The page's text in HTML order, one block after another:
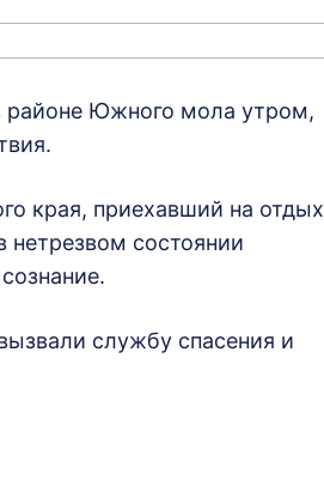
районе Южного мола утром,
края, приехавший на отдых
состоянии
службу спасения и